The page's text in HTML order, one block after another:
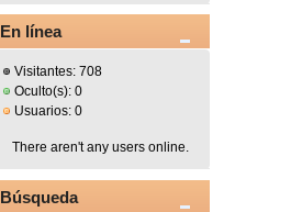
En línea
Visitantes: 708
Oculto(s): 0
Usuarios: 0
There aren't any users online.
Búsqueda